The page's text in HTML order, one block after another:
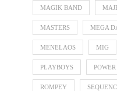
MAGIK BAND
MASTERS MEGA
MENELAOS MIG
PLAYBOYS
ROMPEY